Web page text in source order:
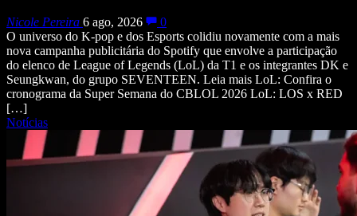
Nicole Pereira 6 ago, 2026
0
O universo do K-pop e dos Esports colidiu novamente com a mais
nova campanha publicitária do Spotify que envolve a participação
do elenco de League of Legends (LoL) da T1 e os integrantes DK e
Seungkwan, do grupo SEVENTEEN. Leia mais LoL: Confira o
cronograma da Super Semana do CBLOL 2026 LoL: LOS x RED
[…]
Notícias